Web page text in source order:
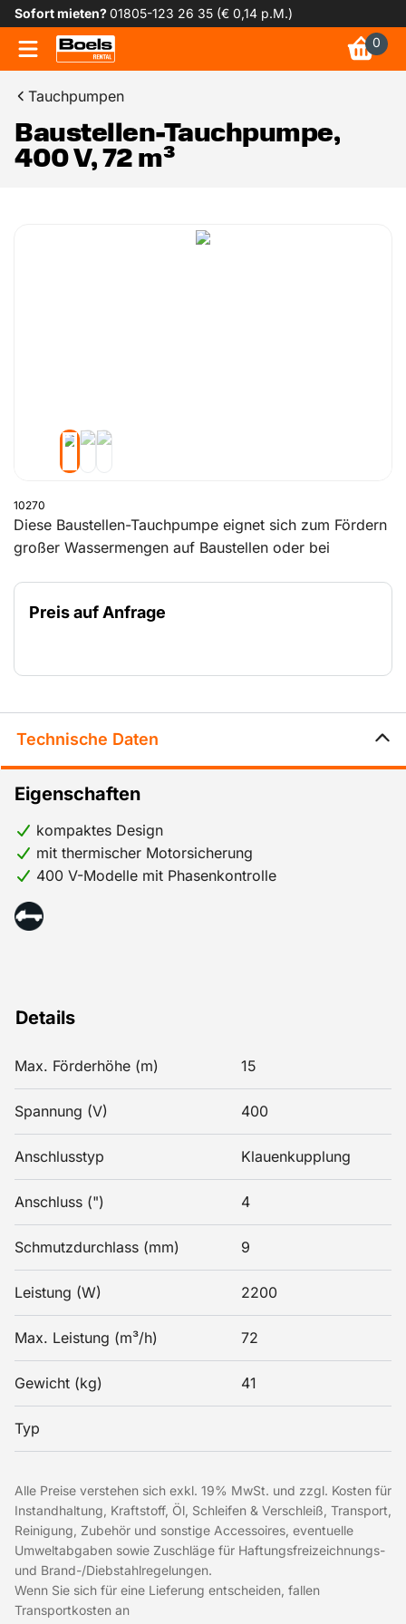
Sofort mieten?01805-123 26 35 (€ 0,14 p.M.)
0
Tauchpumpen
Baustellen-Tauchpumpe,
400 V, 72 m³
10270
Diese Baustellen-Tauchpumpe eignet sich zum Fördern
großer Wassermengen auf Baustellen oder bei
Abpumpen von Baugruben, Tunneln oder anderen
tiefen Bereichen. Dank ihrer starken Leistung
Preis auf Anfrage
Technische Daten
Details
Max. Förderhöhe (m) 15
Spannung (V) 400
Anschlusstyp Klauenkupplung
Anschluss (") 4
Schmutzdurchlass (mm) 9
Leistung (W) 2200
Max. Leistung (m³/h) 72
Gewicht (kg) 41
Typ
Eigenschaften
kompaktes Design
mit thermischer Motorsicherung
400 V-Modelle mit Phasenkontrolle
Alle Preise verstehen sich exkl. 19% MwSt. und zzgl. Kosten für
Instandhaltung, Kraftstoff, Öl, Schleifen & Verschleiß, Transport,
Reinigung, Zubehör und sonstige Accessoires, eventuelle
Umweltabgaben sowie Zuschläge für Haftungsfreizeichnungs-
und Brand-/Diebstahlregelungen.
Wenn Sie sich für eine Lieferung entscheiden, fallen
Transportkosten an